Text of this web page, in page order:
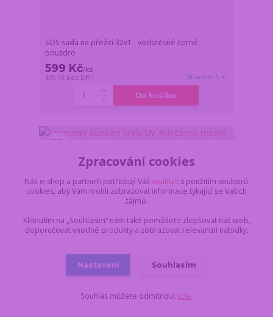
SOS sada na přežití 32v1 - vodotěsné černé
pouzdro
599 Kč/ks
495 Kč bez DPH Skladem 5 ks
Do košíku
Zpracování cookies
Náš e-shop a partneři potřebují Váš souhlas s použitím souborů
cookies, aby Vám mohli zobrazovat informace týkající se Vašich
zájmů.
Kliknutím na „Souhlasím“ nám také pomůžete zlepšovat náš web,
doporučovat vhodné produkty a zobrazovat relevantní nabídky.
Nastavení Souhlasím
Souhlas můžete odmítnout zde.